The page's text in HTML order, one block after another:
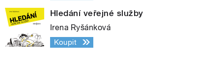
Hledání veřejné služby
Irena Ryšánková
Koupit